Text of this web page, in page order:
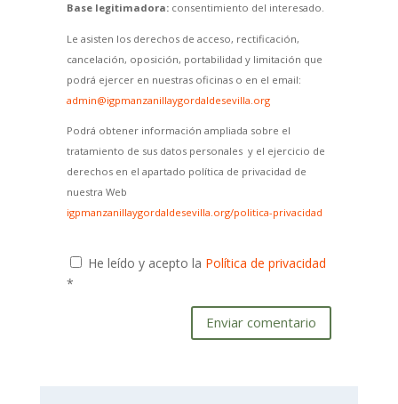
Base legitimadora:consentimiento del interesado.
Le asisten los derechos de acceso, rectificación,
cancelación, oposición, portabilidad y limitación que
podrá ejercer en nuestras oficinas o en el email:
admin@igpmanzanillaygordaldesevilla.org
Podrá obtener información ampliada sobre el
tratamiento de sus datos personales y el ejercicio de
derechos en el apartado política de privacidad de
nuestra Web
igpmanzanillaygordaldesevilla.org/politica-privacidad
He leído y acepto la Política de privacidad
*
Enviar comentario